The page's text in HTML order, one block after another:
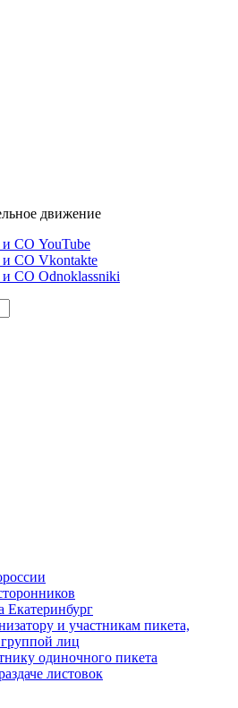
движение
СО YouTube
СО Vkontakte
СО Odnoklassniki
и участникам пикета,
лиц
одиночного пикета
листовок